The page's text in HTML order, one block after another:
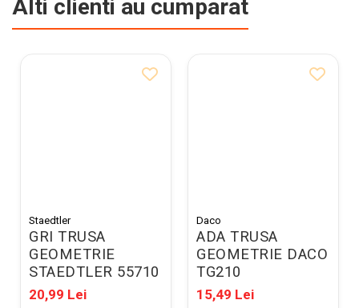
Alti clienti au cumparat
Staedtler
GRI TRUSA
GEOMETRIE
STAEDTLER 55710
20,99 Lei
Daco
ADA TRUSA
GEOMETRIE DACO
TG210
15,49 Lei